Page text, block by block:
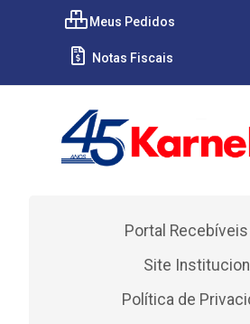
Meus Pedidos
Notas Fiscais
Portal Recebíveis
Site
Política de